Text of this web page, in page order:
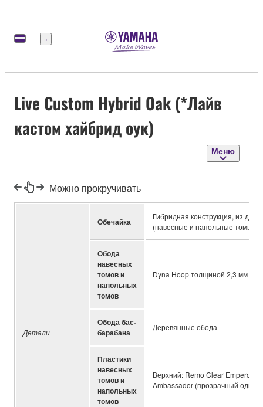
Меню
Live Custom Hybrid Oak (*Лайв
кастом хайбрид оук)
Меню
Можно прокручивать
Детали
Обечайка
Гибридная конструкция, из
(навесные и напольные томы);
Обода
навесных
томов и
напольных
томов
Dyna Hoop толщиной 2,3 мм (с
Обода бас-
барабана
Деревянные обода
Пластики
навесных
томов и
напольных
томов
Верхний: Remo Clear Emperor
Ambassador (прозрачный